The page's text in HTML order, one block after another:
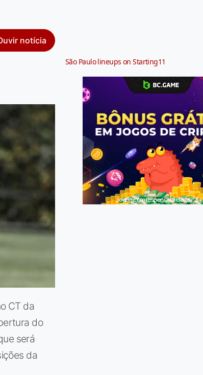
notícia
CT da
do
será
da
São Paulo lineups on Starting11
Jogue com responsabilidade. 18+